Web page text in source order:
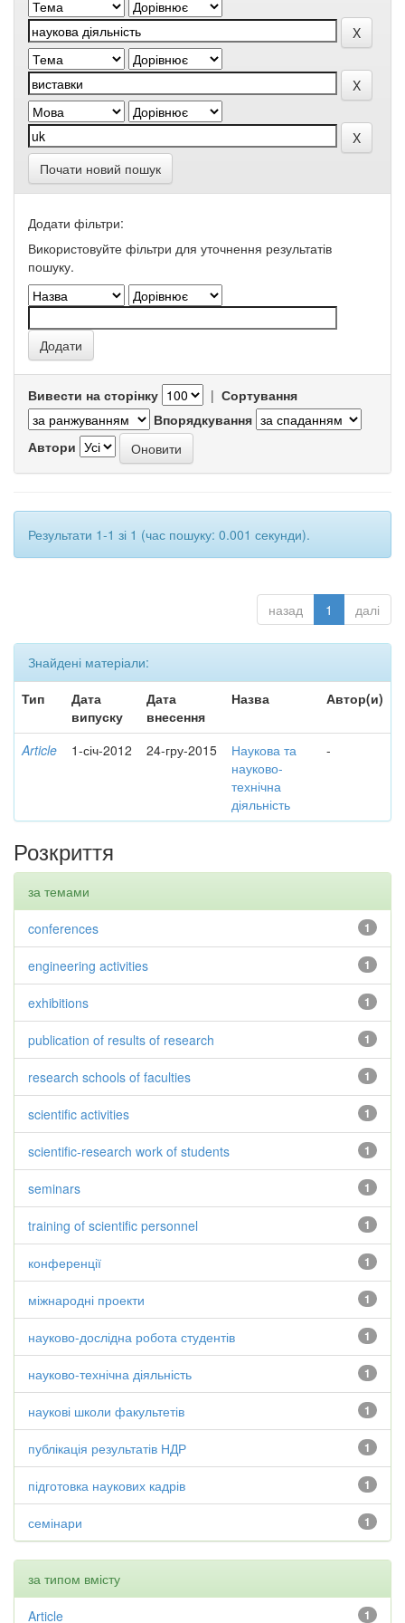
Почати новий пошук
Додати фільтри:
Використовуйте фільтри для уточнення результатів
пошуку.
Вивести на сторінку | Сортування
Впорядкування
Автори
Результати 1-1 зі 1 (час пошуку: 0.001 секунди).
назад 1 далі
Знайдені матеріали:
Тип
Дата
випуску
Дата
внесення
Назва Автор(и)
Article 1-січ-2012 24-гру-2015
Наукова та
науково-
технічна
діяльність
-
Розкриття
за темами
1
conferences
1
engineering activities
1
exhibitions
1
publication of results of research
1
research schools of faculties
1
scientific activities
1
scientific-research work of students
1
seminars
1
training of scientific personnel
1
конференції
1
міжнародні проекти
1
науково-дослідна робота студентів
1
науково-технічна діяльність
1
наукові школи факультетів
1
публікація результатів НДР
1
підготовка наукових кадрів
1
семінари
за типом вмісту
1
Article